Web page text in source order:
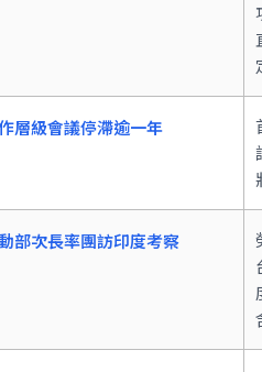
層級會議停滯逾一年
部次長率團訪印度考察